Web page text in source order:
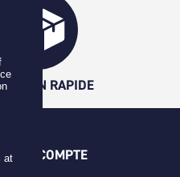
RAPIDE
COMPTE
at